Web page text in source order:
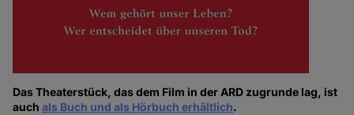
Das Theaterstück, das dem Film in der ARD zugrunde lag, ist
auchals Buch und als Hörbuch erhältlich.